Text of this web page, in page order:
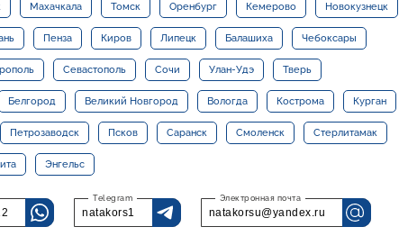
Махачкала Томск Оренбург Кемерово Новокузнецк
Пенза Киров Липецк Балашиха Чебоксары
Севастополь Сочи Улан-Удэ Тверь
Белгород Великий Новгород Вологда Кострома Курган
Петрозаводск Псков Саранск Смоленск Стерлитамак
Энгельс
natakors1 natakorsu@yandex.ru